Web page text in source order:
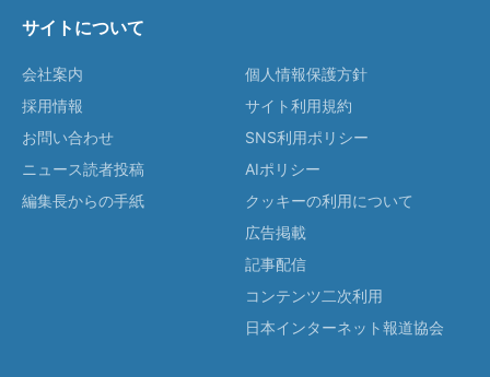
サイトについて
会社案内
採用情報
お問い合わせ
ニュース読者投稿
編集長からの手紙
個人情報保護方針
サイト利用規約
SNS利用ポリシー
AIポリシー
クッキーの利用について
広告掲載
記事配信
コンテンツ二次利用
日本インターネット報道協会